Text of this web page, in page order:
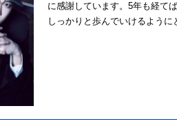
に感謝しています。5年も経て
しっかりと歩んでいけるように